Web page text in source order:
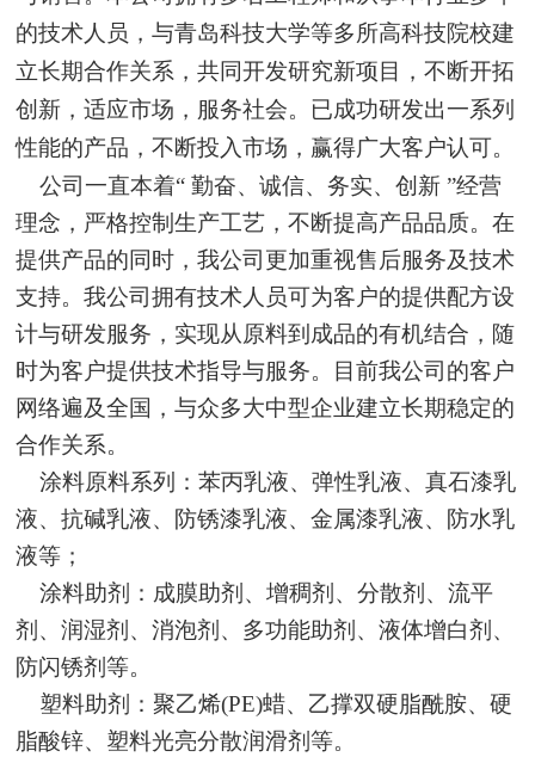
的技术人员，与青岛科技大学等多所高科技院校建
立长期合作关系，共同开发研究新项目，不断开拓
创新，适应市场，服务社会。已成功研发出一系列
性能的产品，不断投入市场，赢得广大客户认可。
公司一直本着“ 勤奋、诚信、务实、创新 ”经营
理念，严格控制生产工艺，不断提高产品品质。在
提供产品的同时，我公司更加重视售后服务及技术
支持。我公司拥有技术人员可为客户的提供配方设
计与研发服务，实现从原料到成品的有机结合，随
时为客户提供技术指导与服务。目前我公司的客户
网络遍及全国，与众多大中型企业建立长期稳定的
合作关系。
涂料原料系列：苯丙乳液、弹性乳液、真石漆乳
液、抗碱乳液、防锈漆乳液、金属漆乳液、防水乳
液等；
涂料助剂：成膜助剂、增稠剂、分散剂、流平
剂、润湿剂、消泡剂、多功能助剂、液体增白剂、
防闪锈剂等。
塑料助剂：聚乙烯(PE)蜡、乙撑双硬脂酰胺、硬
脂酸锌、塑料光亮分散润滑剂等。